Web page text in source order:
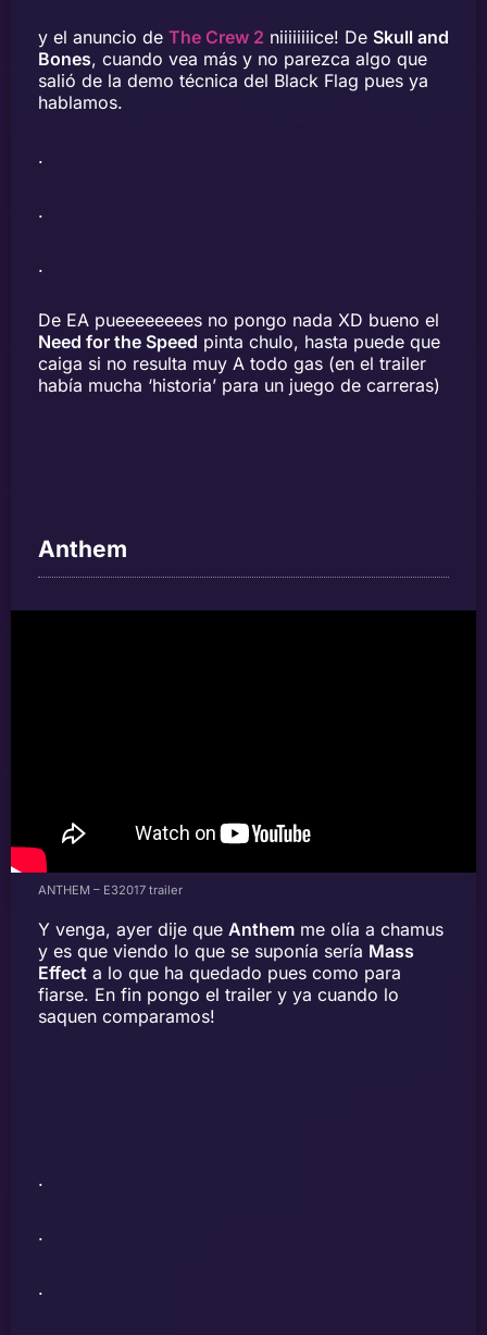
y el anuncio de The Crew 2 niiiiiiiice! De Skull and
Bones, cuando vea más y no parezca algo que
salió de la demo técnica del Black Flag pues ya
hablamos.
.
.
.
De EA pueeeeeeees no pongo nada XD bueno el
Need for the Speed pinta chulo, hasta puede que
caiga si no resulta muy A todo gas (en el trailer
había mucha ‘historia’ para un juego de carreras)
Anthem
ANTHEM – E32017 trailer
Y venga, ayer dije que Anthem me olía a chamus
y es que viendo lo que se suponía sería Mass
Effect a lo que ha quedado pues como para
fiarse. En fin pongo el trailer y ya cuando lo
saquen comparamos!
.
.
.